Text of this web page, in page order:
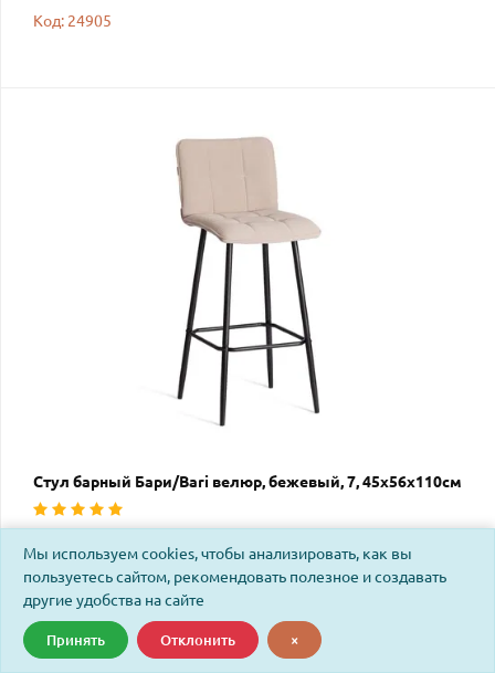
Код: 24905
Стул барный Бари/Bari велюр, бежевый, 7, 45х56х110см
Мы используем cookies, чтобы анализировать, как вы
пользуетесь сайтом, рекомендовать полезное и создавать
другие удобства на сайте
Принять Отклонить ×